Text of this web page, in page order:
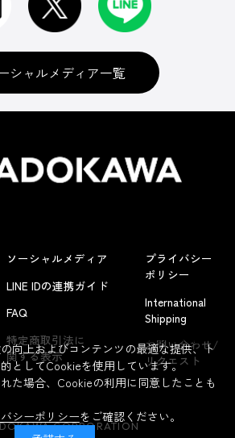
よくあるお問い合わせ
シャルメディア一覧
ソーシャルメディア
LINE IDの連携ガイド
FAQ
特定商取引法に
関する表示
プライバシー
ポリシー
International
Shipping
お問い合わせ/
リクエスト
CORPORATION
向上およびコンテンツの最適な提供、ト
としてCookieを使用しています。
た場合、Cookieの利用に同意したことも
シーポリシーをご確認ください。